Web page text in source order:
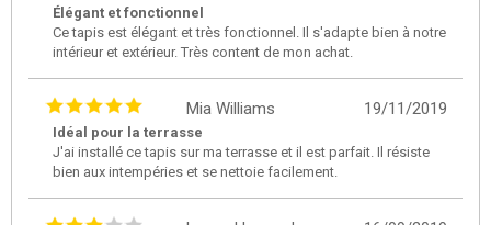
Élégant et fonctionnel
Ce tapis est élégant et très fonctionnel. Il s'adapte bien à notre
intérieur et extérieur. Très content de mon achat.
19/11/2019
Mia Williams
Idéal pour la terrasse
J'ai installé ce tapis sur ma terrasse et il est parfait. Il résiste
bien aux intempéries et se nettoie facilement.